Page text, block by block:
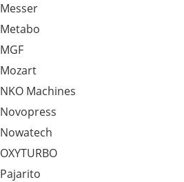
Messer
Metabo
MGF
Mozart
NKO Machines
Novopress
Nowatech
OXYTURBO
Pajarito